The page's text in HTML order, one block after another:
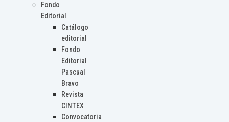
Fondo
Editorial
Catálogo
editorial
Fondo
Editorial
Pascual
Bravo
Revista
CINTEX
Convocatoria